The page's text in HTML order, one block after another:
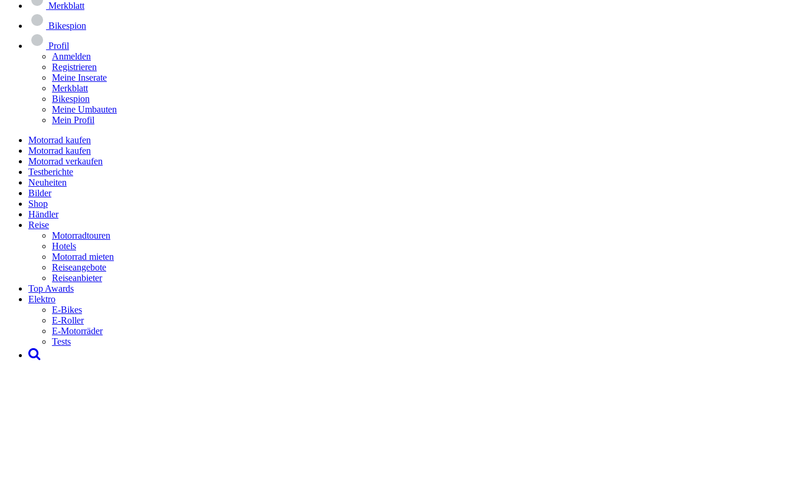
Merkblatt
Bikespion
Profil
Anmelden
Registrieren
Meine Inserate
Merkblatt
Bikespion
Meine Umbauten
Mein Profil
Motorrad kaufen
Motorrad kaufen
Motorrad verkaufen
Testberichte
Neuheiten
Bilder
Shop
Händler
Reise
Motorradtouren
Hotels
Motorrad mieten
Reiseangebote
Reiseanbieter
Top Awards
Elektro
E-Bikes
E-Roller
E-Motorräder
Tests